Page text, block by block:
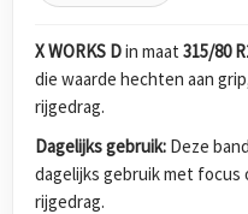
X WORKS Din maat 315/80
die waarde hechten aan
rijgedrag.
Dagelijks gebruik: Deze
dagelijks gebruik met
rijgedrag.